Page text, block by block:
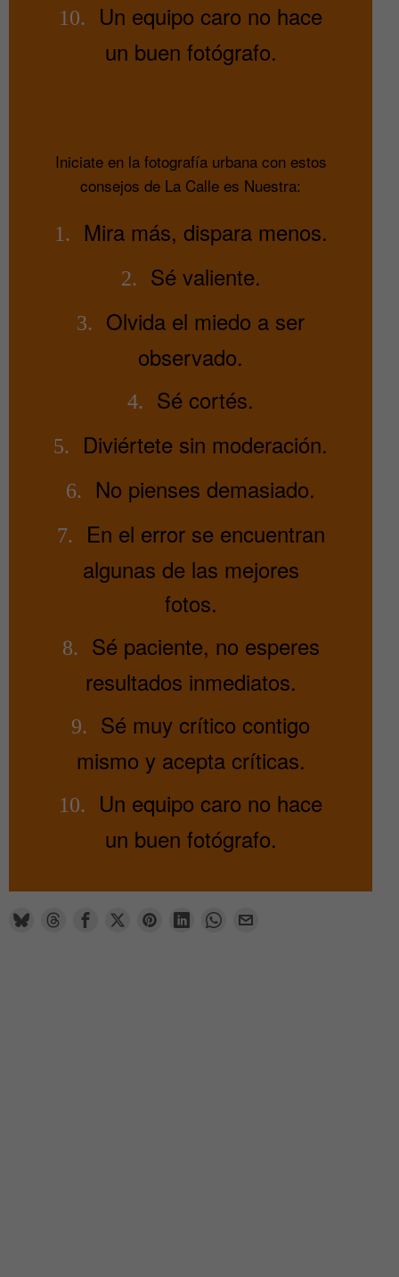
10.
Un equipo caro no hace
un buen fotógrafo.
Iniciate en la fotografía urbana con estos
consejos de La Calle es Nuestra:
1. Mira más, dispara menos.
2. Sé valiente.
3.
Olvida el miedo a ser
observado.
4. Sé cortés.
5. Diviértete sin moderación.
6. No pienses demasiado.
7.
En el error se encuentran
algunas de las mejores
fotos.
8.
Sé paciente, no esperes
resultados inmediatos.
9.
Sé muy crítico contigo
mismo y acepta críticas.
10.
Un equipo caro no hace
un buen fotógrafo.